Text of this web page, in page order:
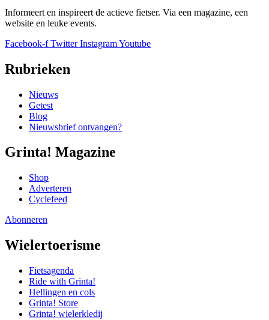
Informeert en inspireert de actieve fietser. Via een magazine, een
website en leuke events.
Facebook-f Twitter InstagramYoutube
Rubrieken
Nieuws
Getest
Blog
Nieuwsbrief ontvangen?
Grinta! Magazine
Shop
Adverteren
Cyclefeed
Abonneren
Wielertoerisme
Fietsagenda
Ride with Grinta!
Hellingen en cols
Grinta! Store
Grinta! wielerkledij